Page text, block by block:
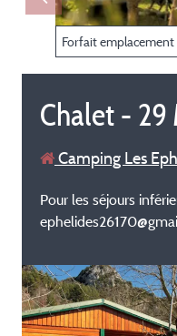
Forfait emplacement
Chalet - 29
Camping Les
Pour les séjours